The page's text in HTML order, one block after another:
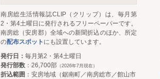
南房総生活情報誌CLIP（クリップ）は、毎月第
2・第4土曜日に発行されるフリーペーパーです。
南房総（安房郡）全域への新聞折込のほか、所定
の配布スポット にも設置しています。
発行日： 毎月第2・第4土曜日
発行部数 ：26,700部 （2026年7月現在）
折込範囲 ：安房地域（鋸南町／南房総市／館山市